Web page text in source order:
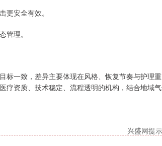
更安全有效。
管理。
标一致，差异主要体现在风格、恢复节奏与护理
疗资质、技术稳定、流程透明的机构，结合地域
兴盛网提